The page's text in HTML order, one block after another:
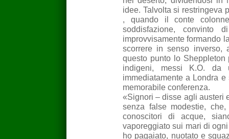
idee. Talvolta si restringeva
, quando il conte
soddisfazione, convinto
improvvisamente formando
scorrere in senso inverso,
questo punto lo
indigeni, messi K.O. da
immediatamente a Londra
memorabile conferenza.
«Signori – disse agli austeri
senza false modestie,
conoscitori di acque,
vaporeggiato sui mari di
ho pagaiato, nuotato e